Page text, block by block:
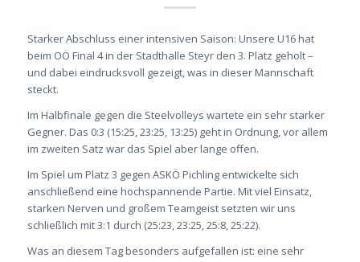
Starker Abschluss einer intensiven Saison: Unsere U16 hat
beim OÖ Final 4 in der Stadthalle Steyr den 3. Platz geholt –
und dabei eindrucksvoll gezeigt, was in dieser Mannschaft
steckt.
Im Halbfinale gegen die Steelvolleys wartete ein sehr starker
Gegner. Das 0:3 (15:25, 23:25, 13:25) geht in Ordnung, vor allem
im zweiten Satz war das Spiel aber lange offen.
Im Spiel um Platz 3 gegen ASKÖ Pichling entwickelte sich
anschließend eine hochspannende Partie. Mit viel Einsatz,
starken Nerven und großem Teamgeist setzten wir uns
schließlich mit 3:1 durch (25:23, 23:25, 25:8, 25:22).
Was an diesem Tag besonders aufgefallen ist: eine sehr